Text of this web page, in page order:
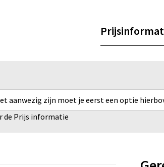
aanwezig zijn moet je eerst een optie
de Prijs informatie